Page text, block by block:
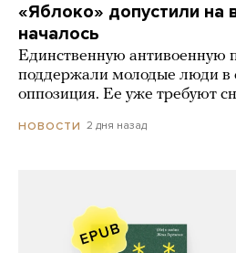
«Яблоко» допустили на
началось
Единственную антивоенную
поддержали молодые люди в
оппозиция. Ее уже требуют
НОВОСТИ 2 дня назад